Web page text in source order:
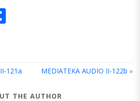
121a MEDIATEKA AUDIO II-122b »
THE AUTHOR